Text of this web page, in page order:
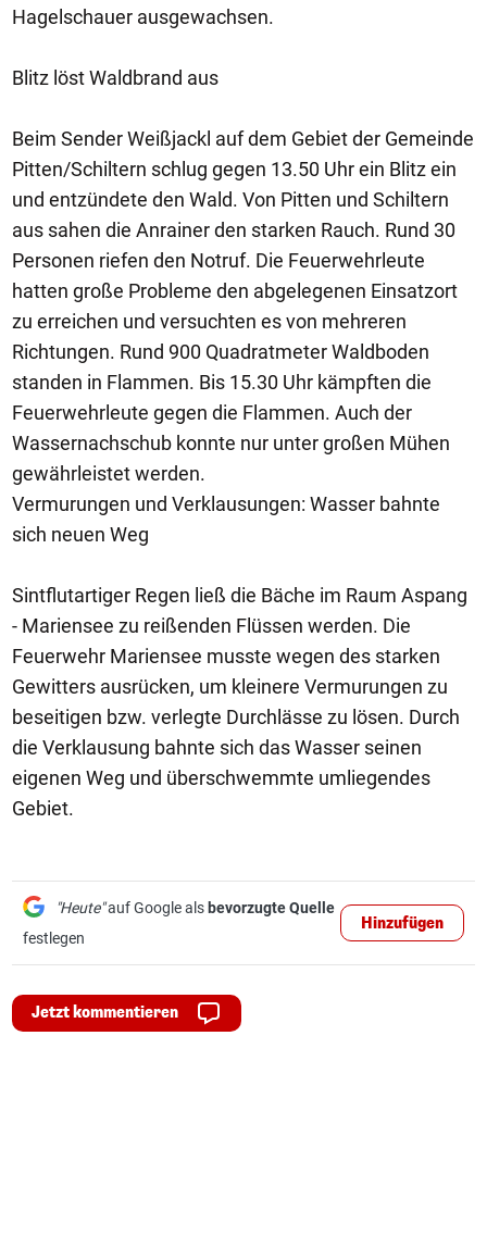
Hagelschauer ausgewachsen.
Blitz löst Waldbrand aus
Beim Sender Weißjackl auf dem Gebiet der Gemeinde
Pitten/Schiltern schlug gegen 13.50 Uhr ein Blitz ein
und entzündete den Wald. Von Pitten und Schiltern
aus sahen die Anrainer den starken Rauch. Rund 30
Personen riefen den Notruf. Die Feuerwehrleute
hatten große Probleme den abgelegenen Einsatzort
zu erreichen und versuchten es von mehreren
Richtungen. Rund 900 Quadratmeter Waldboden
standen in Flammen. Bis 15.30 Uhr kämpften die
Feuerwehrleute gegen die Flammen. Auch der
Wassernachschub konnte nur unter großen Mühen
gewährleistet werden.
Vermurungen und Verklausungen: Wasser bahnte
sich neuen Weg
Sintflutartiger Regen ließ die Bäche im Raum Aspang
- Mariensee zu reißenden Flüssen werden. Die
Feuerwehr Mariensee musste wegen des starken
Gewitters ausrücken, um kleinere Vermurungen zu
beseitigen bzw. verlegte Durchlässe zu lösen. Durch
die Verklausung bahnte sich das Wasser seinen
eigenen Weg und überschwemmte umliegendes
Gebiet.
"Heute"auf Google als bevorzugte Quelle
festlegen
Hinzufügen
Jetzt kommentieren